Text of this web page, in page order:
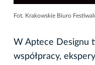
Fot. Krakowskie Biuro
W Aptece Designu
współpracy,